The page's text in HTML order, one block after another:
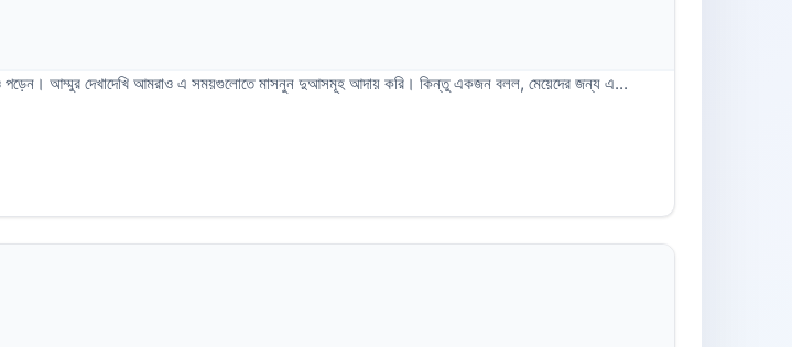
পড়েন। আম্মুর দেখাদেখি আমরাও এ সময়গুলোতে মাসনুন দুআসমূহ আদায় করি। কিন্তু একজন বলল, মেয়েদের জন্য এ...